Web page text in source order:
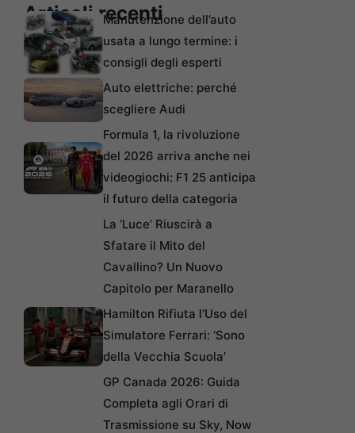
Articoli recentiManutenzione dell’auto
usata a lungo termine: i
consigli degli esperti
Auto elettriche: perché
scegliere Audi
Formula 1, la rivoluzione
del 2026 arriva anche nei
videogiochi: F1 25 anticipa
il futuro della categoria
La ‘Luce’ Riuscirà a
Sfatare il Mito del
Cavallino? Un Nuovo
Capitolo per Maranello
Hamilton Rifiuta l’Uso del
Simulatore Ferrari: ‘Sono
della Vecchia Scuola’
GP Canada 2026: Guida
Completa agli Orari di
Trasmissione su Sky, Now